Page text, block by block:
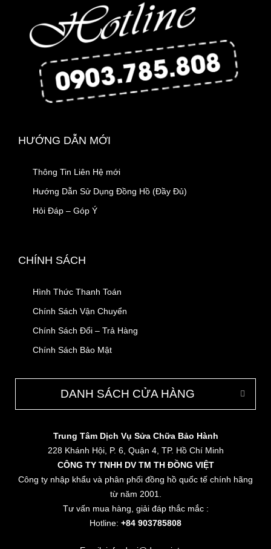
HƯỚNG DẪN MỚI
Thông Tin Liên Hệ mới
Hướng Dẫn Sử Dụng Đồng Hồ (Đầy Đủ)
Hỏi Đáp – Góp Ý
CHÍNH SÁCH
Hình Thức Thanh Toán
Chính Sách Vận Chuyển
Chính Sách Đổi – Trả Hàng
Chính Sách Bảo Mật
DANH SÁCH CỬA HÀNG
Trung Tâm Dịch Vụ Sửa Chữa Bảo Hành
228 Khánh Hội, P. 6, Quận 4, TP. Hồ Chí Minh
CÔNG TY TNHH DV TM TH ĐỒNG VIỆT
Công ty nhập khẩu và phân phối đồng hồ quốc tế chính hãng
từ năm 2001.
Tư vấn mua hàng, giải đáp thắc mắc :
Hotline: +84 903785808